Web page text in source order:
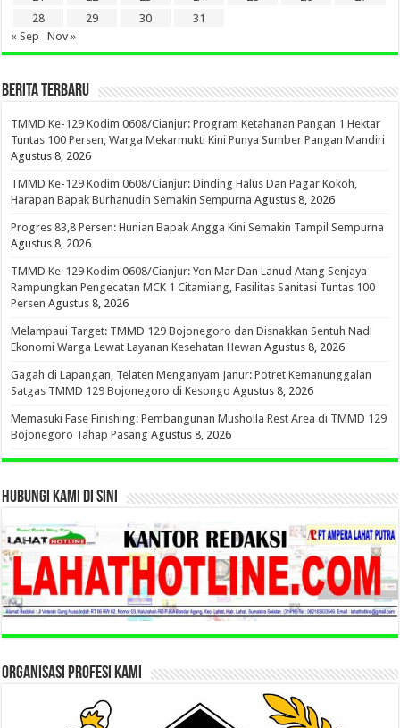
28
29 30
31
« Sep
Nov »
BERITA TERBARU
TMMD Ke-129 Kodim 0608/Cianjur: Program Ketahanan Pangan 1 Hektar
Tuntas 100 Persen, Warga Mekarmukti Kini Punya Sumber Pangan Mandiri
Agustus 8, 2026
TMMD Ke-129 Kodim 0608/Cianjur: Dinding Halus Dan Pagar Kokoh,
Harapan Bapak Burhanudin Semakin Sempurna Agustus 8, 2026
Progres 83,8 Persen: Hunian Bapak Angga Kini Semakin Tampil Sempurna
Agustus 8, 2026
TMMD Ke-129 Kodim 0608/Cianjur: Yon Mar Dan Lanud Atang Senjaya
Rampungkan Pengecatan MCK 1 Citamiang, Fasilitas Sanitasi Tuntas 100
Persen Agustus 8, 2026
Melampaui Target: TMMD 129 Bojonegoro dan Disnakkan Sentuh Nadi
Ekonomi Warga Lewat Layanan Kesehatan Hewan Agustus 8, 2026
Gagah di Lapangan, Telaten Menganyam Janur: Potret Kemanunggalan
Satgas TMMD 129 Bojonegoro di Kesongo Agustus 8, 2026
Memasuki Fase Finishing: Pembangunan Musholla Rest Area di TMMD 129
Bojonegoro Tahap Pasang Agustus 8, 2026
HUBUNGI KAMI DI SINI
ORGANISASI PROFESI KAMI